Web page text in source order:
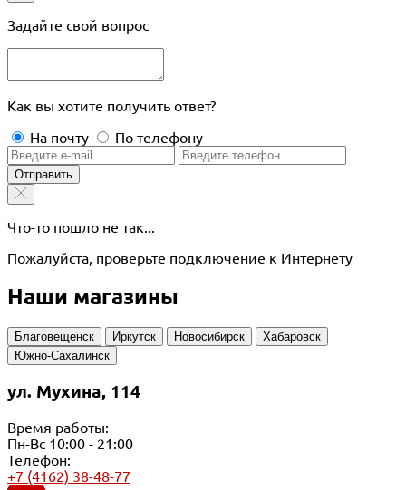
Задайте свой вопрос
Как вы хотите получить ответ?
На почту
По телефону
Отправить
Что-то пошло не так...
Пожалуйста, проверьте подключение к Интернету
Наши магазины
Благовещенск Иркутск Новосибирск
Хабаровск
Южно-Сахалинск
ул. Мухина, 114
Время работы:
Пн-Вс 10:00 - 21:00
Телефон:
+7 (4162) 38-48-77